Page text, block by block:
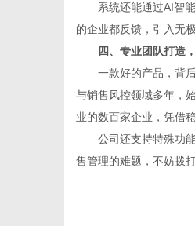
系统还能通过AI智
的企业都反馈，引入无
四、 专业团队打造
一款好的产品，背
与销售风控领域多年，
业的数百家企业，凭借
公司还支持特殊功
售管理的难题，不妨拨